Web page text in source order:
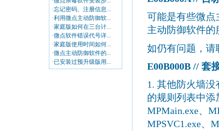
·忘记密码、注册信息...
·利用微点主动防御软...
·家庭版如何在三台计...
·微点软件错误代号详...
·家庭版使用时间如何...
·微点主动防御软件的...
·已安装过预升级版用...
可能是有些微点
主动防御软件
如仍有问题，请
E00B000B // 套
1. 其他防火墙没
的规则列表中
MPMain.exe、
MPSVC1.exe、